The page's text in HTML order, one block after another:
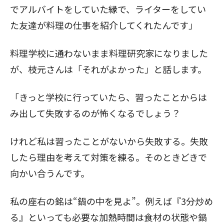
でアルバイトをしていた縁で、ライターをしてい
た友達が料理の仕事を紹介してくれたんです」
料理学校に通わないまま料理研究家になりました
が、枝元さんは「それがよかった」と話します。
「きっと学校に行っていたら、習ったことからは
み出して失敗するのが怖くなるでしょう？
けれど私は習ったことがないから失敗する。失敗
したら理由を考えて対策を練る。そのときどきで
向かい合うんです。
私の座右の銘は“鍋の中を見よ”。例えば『3分炒め
る』といっても必要な加熱時間は食材の状態や鍋